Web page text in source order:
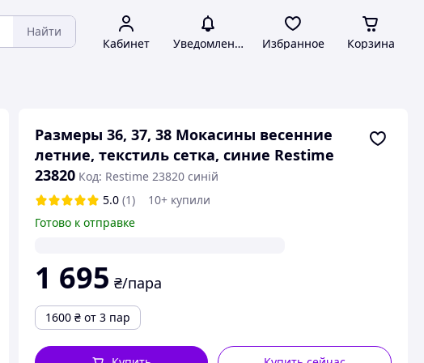
Найти
Кабинет Уведомления Избранное Корзина
Размеры 36, 37, 38 Мокасины весенние
летние, текстиль сетка, синие Restime
23820 Код: Restime 23820 синій
5.0 (1)
10+ купили
Готово к отправке
1 695 ₴/пара
1600 ₴ от 3 пар